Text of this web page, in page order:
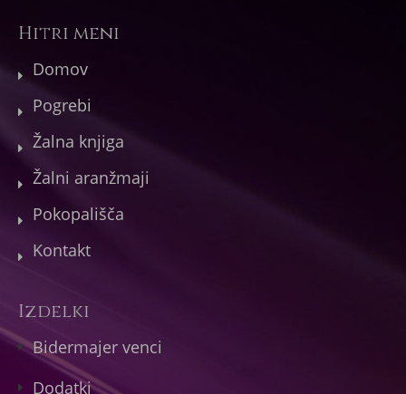
Hitri meni
Domov
Pogrebi
Žalna knjiga
Žalni aranžmaji
Pokopališča
Kontakt
Izdelki
Bidermajer venci
Dodatki